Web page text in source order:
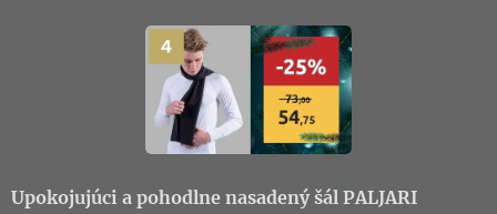
Upokojujúci a pohodlne nasadený šál PALJARI